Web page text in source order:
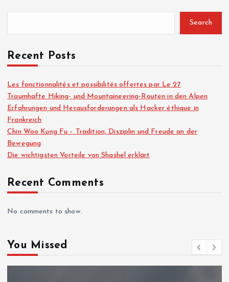
Search
Recent Posts
Les fonctionnalités et possibilités offertes par Le 27
Traumhafte Hiking- und Mountaineering-Routen in den Alpen
Erfahrungen und Herausforderungen als Hacker éthique in
Frankreich
Chin Woo Kung Fu – Tradition, Disziplin und Freude an der
Bewegung
Die wichtigsten Vorteile von Shashel erklärt
Recent Comments
No comments to show.
You Missed